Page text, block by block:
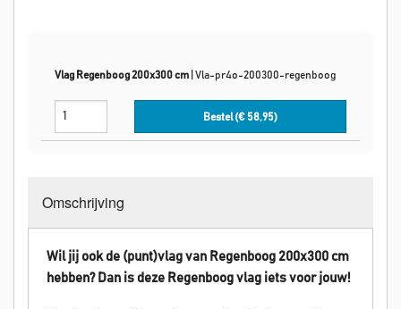
Vlag Regenboog 200x300 cm Vla-pr4o-200300-regenboog
Bestel (€ 58,95)
Omschrijving
Wil jij ook de (punt)vlag van Regenboog 200x300 cm
hebben? Dan is deze Regenboog vlag iets voor jouw!